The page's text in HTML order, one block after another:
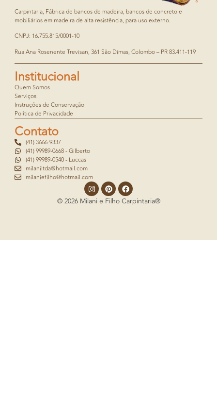
Carpintaria, Fábrica de bancos de madeira, bancos de concreto e
mobiliários em madeira de alta resistência, para uso externo.
CNPJ: 16.755.815/0001-10
Rua Ana Rosenente Trevisan, 361 São Dimas, Colombo – PR 83.411-119
Institucional
Quem Somos
Serviços
Instruções de Conservação
Política de Privacidade
Contato
(41) 3666-9337
(41) 99989-0668 - Gilberto
(41) 99989-0540 - Luccas
milaniltda@hotmail.com
milaniefilho@hotmail.com
© 2026 Milani e Filho Carpintaria®